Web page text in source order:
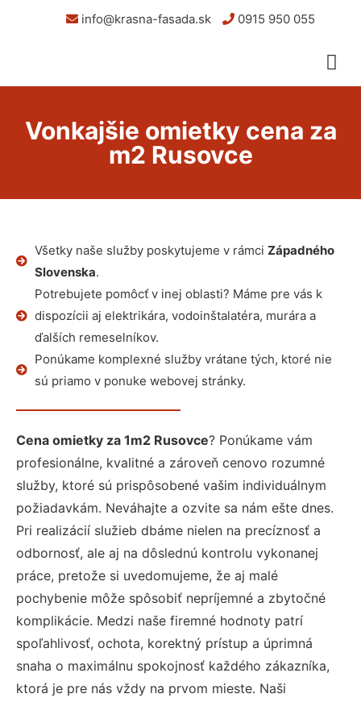
info@krasna-fasada.sk 0915 950 055
Vonkajšie omietky cena za
m2 Rusovce
Všetky naše služby poskytujeme v rámci Západného
Slovenska.
Potrebujete pomôcť v inej oblasti? Máme pre vás k
dispozícii aj elektrikára, vodoinštalatéra, murára a
ďalších remeselníkov.
Ponúkame komplexné služby vrátane tých, ktoré nie
sú priamo v ponuke webovej stránky.
Cena omietky za 1m2 Rusovce? Ponúkame vám
profesionálne, kvalitné a zároveň cenovo rozumné
služby, ktoré sú prispôsobené vašim individuálnym
požiadavkám. Neváhajte a ozvite sa nám ešte dnes.
Pri realizácií služieb dbáme nielen na precíznosť a
odbornosť, ale aj na dôslednú kontrolu vykonanej
práce, pretože si uvedomujeme, že aj malé
pochybenie môže spôsobiť nepríjemné a zbytočné
komplikácie. Medzi naše firemné hodnoty patrí
spoľahlivosť, ochota, korektný prístup a úprimná
snaha o maximálnu spokojnosť každého zákazníka,
ktorá je pre nás vždy na prvom mieste. Naši